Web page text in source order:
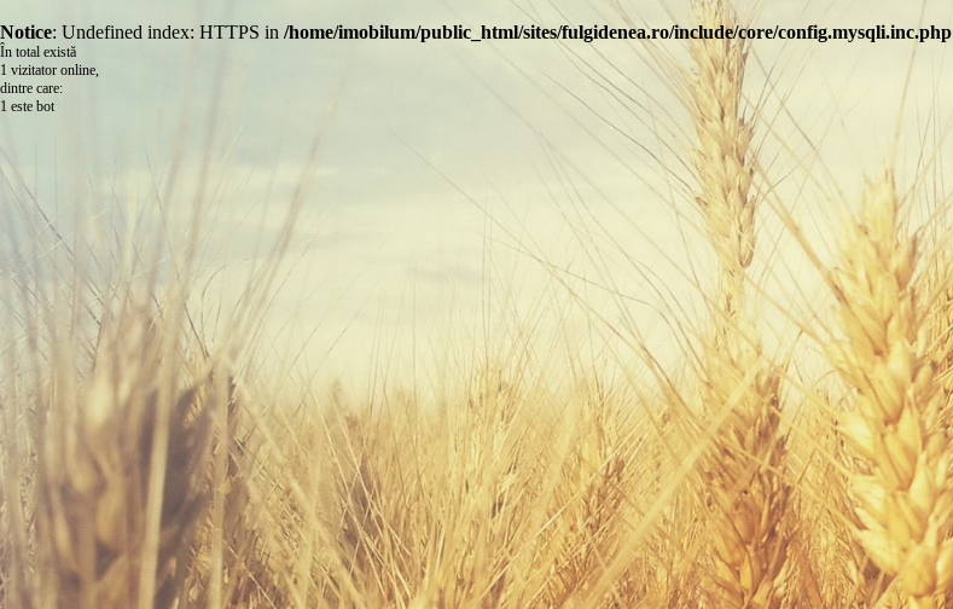
Notice: Undefined index: HTTPS in /home/imobilum/public_html/sites/fulgidenea.ro/include/core/config.mysqli.inc.php
În total există
1 vizitator online,
dintre care:
1 este bot